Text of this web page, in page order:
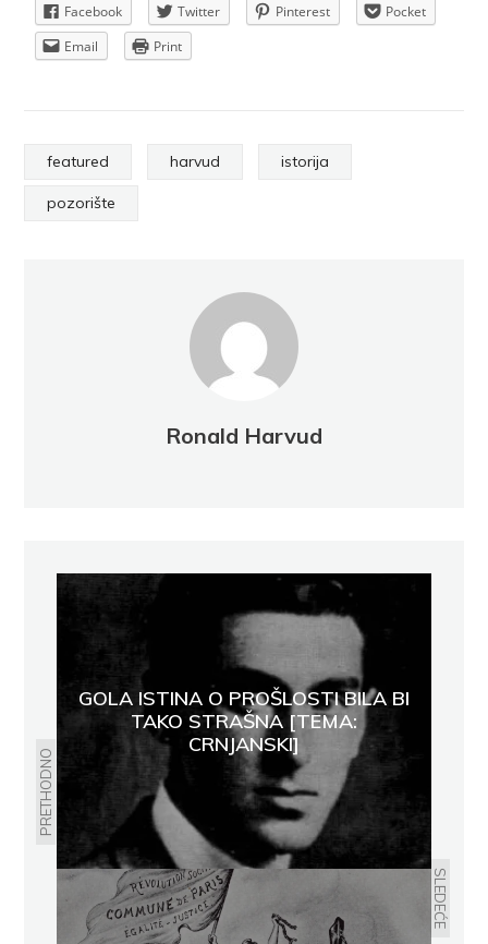
Facebook Twitter Pinterest
Pocket
Email
Print
featured harvud istorija
pozorište
Ronald Harvud
PRETHODNO
GOLA ISTINA O PROŠLOSTI BILA BI
TAKO STRAŠNA [TEMA:
CRNJANSKI]
SLEDEĆE